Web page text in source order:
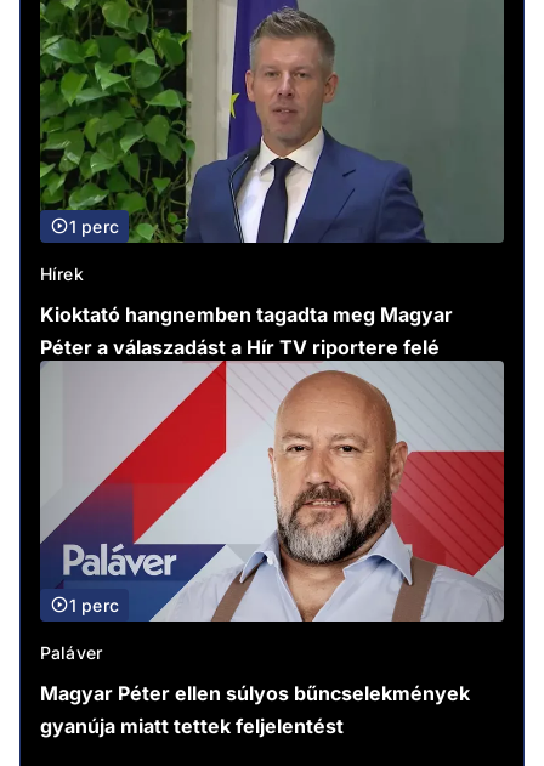
1 perc
Hírek
Kioktató hangnemben tagadta meg Magyar
Péter a válaszadást a Hír TV riportere felé
1 perc
Paláver
Magyar Péter ellen súlyos bűncselekmények
gyanúja miatt tettek feljelentést